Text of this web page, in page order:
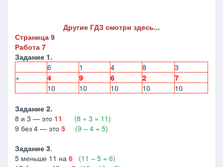
Другие ГДЗ смотри здесь...
Страница 9
Работа 7
Задание 1.
6
1 4 8
3
+
4 9 6 2
7
10
10 10 10 10
Задание 2.
8 и 3 — это 11
(8 + 3 = 11)
9 без 4 — это 5
(9 – 4 = 5)
Задание 3.
5 меньше 11 на 6
(11 – 5 = 6)